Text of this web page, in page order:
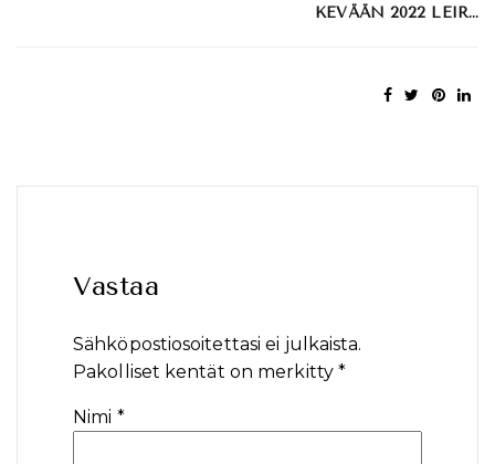
KEVÄÄN 2022 LEIR…
Vastaa
Sähköpostiosoitettasi ei julkaista.
Pakolliset kentät on merkitty*
Nimi *